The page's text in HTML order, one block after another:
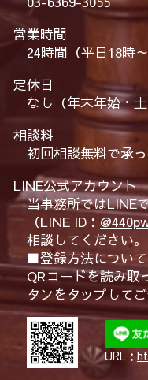
営業時間
24時間（平日18時
定休日
なし（年末年始・
相談料
初回相談無料で承っ
LINE公式アカウント
当事務所ではLINE
（LINE ID：
相談してください。
■登録方法について
QRコードを読み取
タンをタップして
URL：